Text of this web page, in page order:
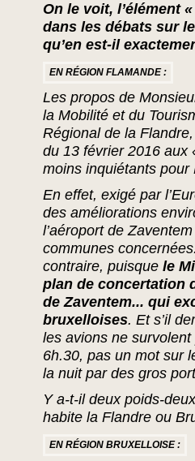
On le voit, l’élément
dans les débats sur
qu’en est-il
EN RÉGION FLAMANDE :
Les propos de
la Mobilité et du
Régional de la
du 13 février 2016 aux
moins inquiétants pour
En effet, exigé par
des améliorations
l’aéroport de
communes
contraire, puisque le
plan de concertation
de Zaventem... qui
bruxelloises. Et s’il
les avions ne
6h.30, pas un mot sur
la nuit par des gros
Y a-t-il deux poids-
habite la Flandre ou
EN RÉGION BRUXELLOISE :